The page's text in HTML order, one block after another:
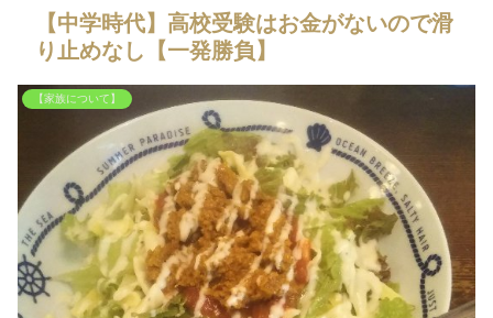
【中学時代】高校受験はお金がないので滑
り止めなし【一発勝負】
【家族について】